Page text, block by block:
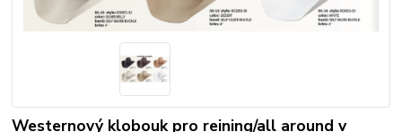
Westernový klobouk pro reining/all around v